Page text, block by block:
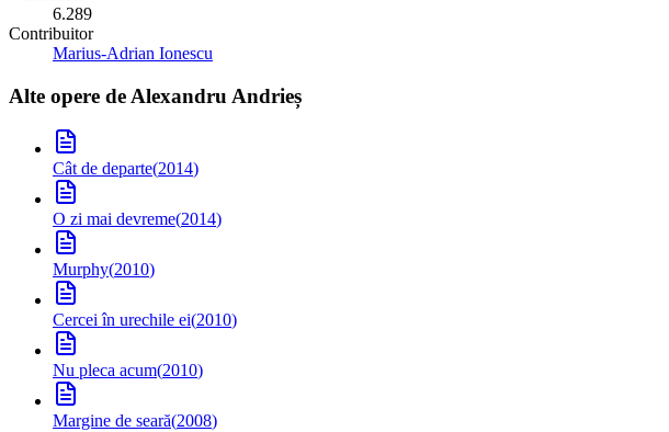
6.289
Contribuitor
Marius-Adrian Ionescu
Alte opere de Alexandru Andrieș
Cât de departe(2014)
O zi mai devreme(2014)
Murphy(2010)
Cercei în urechile ei(2010)
Nu pleca acum(2010)
Margine de seară(2008)